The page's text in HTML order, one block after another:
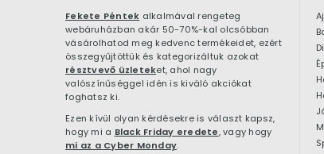
Fekete Péntek alkalmával rengeteg
webáruházban akár 50-70%-kal olcsóbban
vásárolhatod meg kedvenc termékeidet, ezért
összegyűjtöttük és kategorizáltuk azokat
résztvevő üzleteket, ahol nagy
valószínűséggel idén is kiváló akciókat
foghatsz ki.
Ezen kívül olyan kérdésekre is választ kapsz,
hogy mi a Black Friday eredete, vagy hogy
mi az a Cyber Monday.